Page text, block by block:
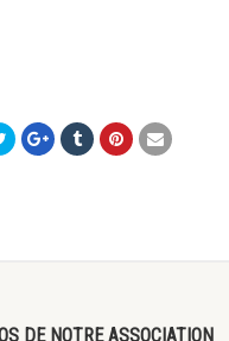
DE NOTRE ASSOCIATION